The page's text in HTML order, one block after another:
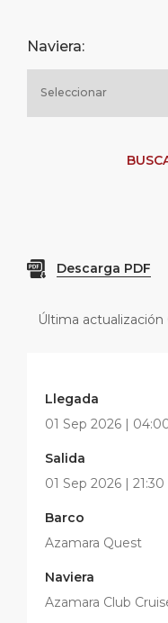
Naviera:
Descarga PDF
Última
Llegada
01 Sep 2026 |
Salida
01 Sep 2026 | 21:30
Barco
Azamara Quest
Naviera
Azamara Club